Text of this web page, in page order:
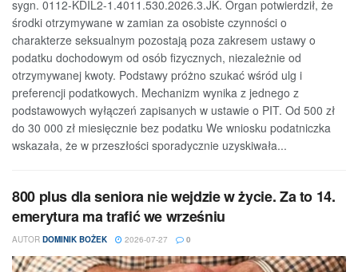
sygn. 0112-KDIL2-1.4011.530.2026.3.JK. Organ potwierdził, że
środki otrzymywane w zamian za osobiste czynności o
charakterze seksualnym pozostają poza zakresem ustawy o
podatku dochodowym od osób fizycznych, niezależnie od
otrzymywanej kwoty. Podstawy próżno szukać wśród ulg i
preferencji podatkowych. Mechanizm wynika z jednego z
podstawowych wyłączeń zapisanych w ustawie o PIT. Od 500 zł
do 30 000 zł miesięcznie bez podatku We wniosku podatniczka
wskazała, że w przeszłości sporadycznie uzyskiwała...
800 plus dla seniora nie wejdzie w życie. Za to 14.
emerytura ma trafić we wrześniu
AUTOR DOMINIK BOŻEK 2026-07-27 0